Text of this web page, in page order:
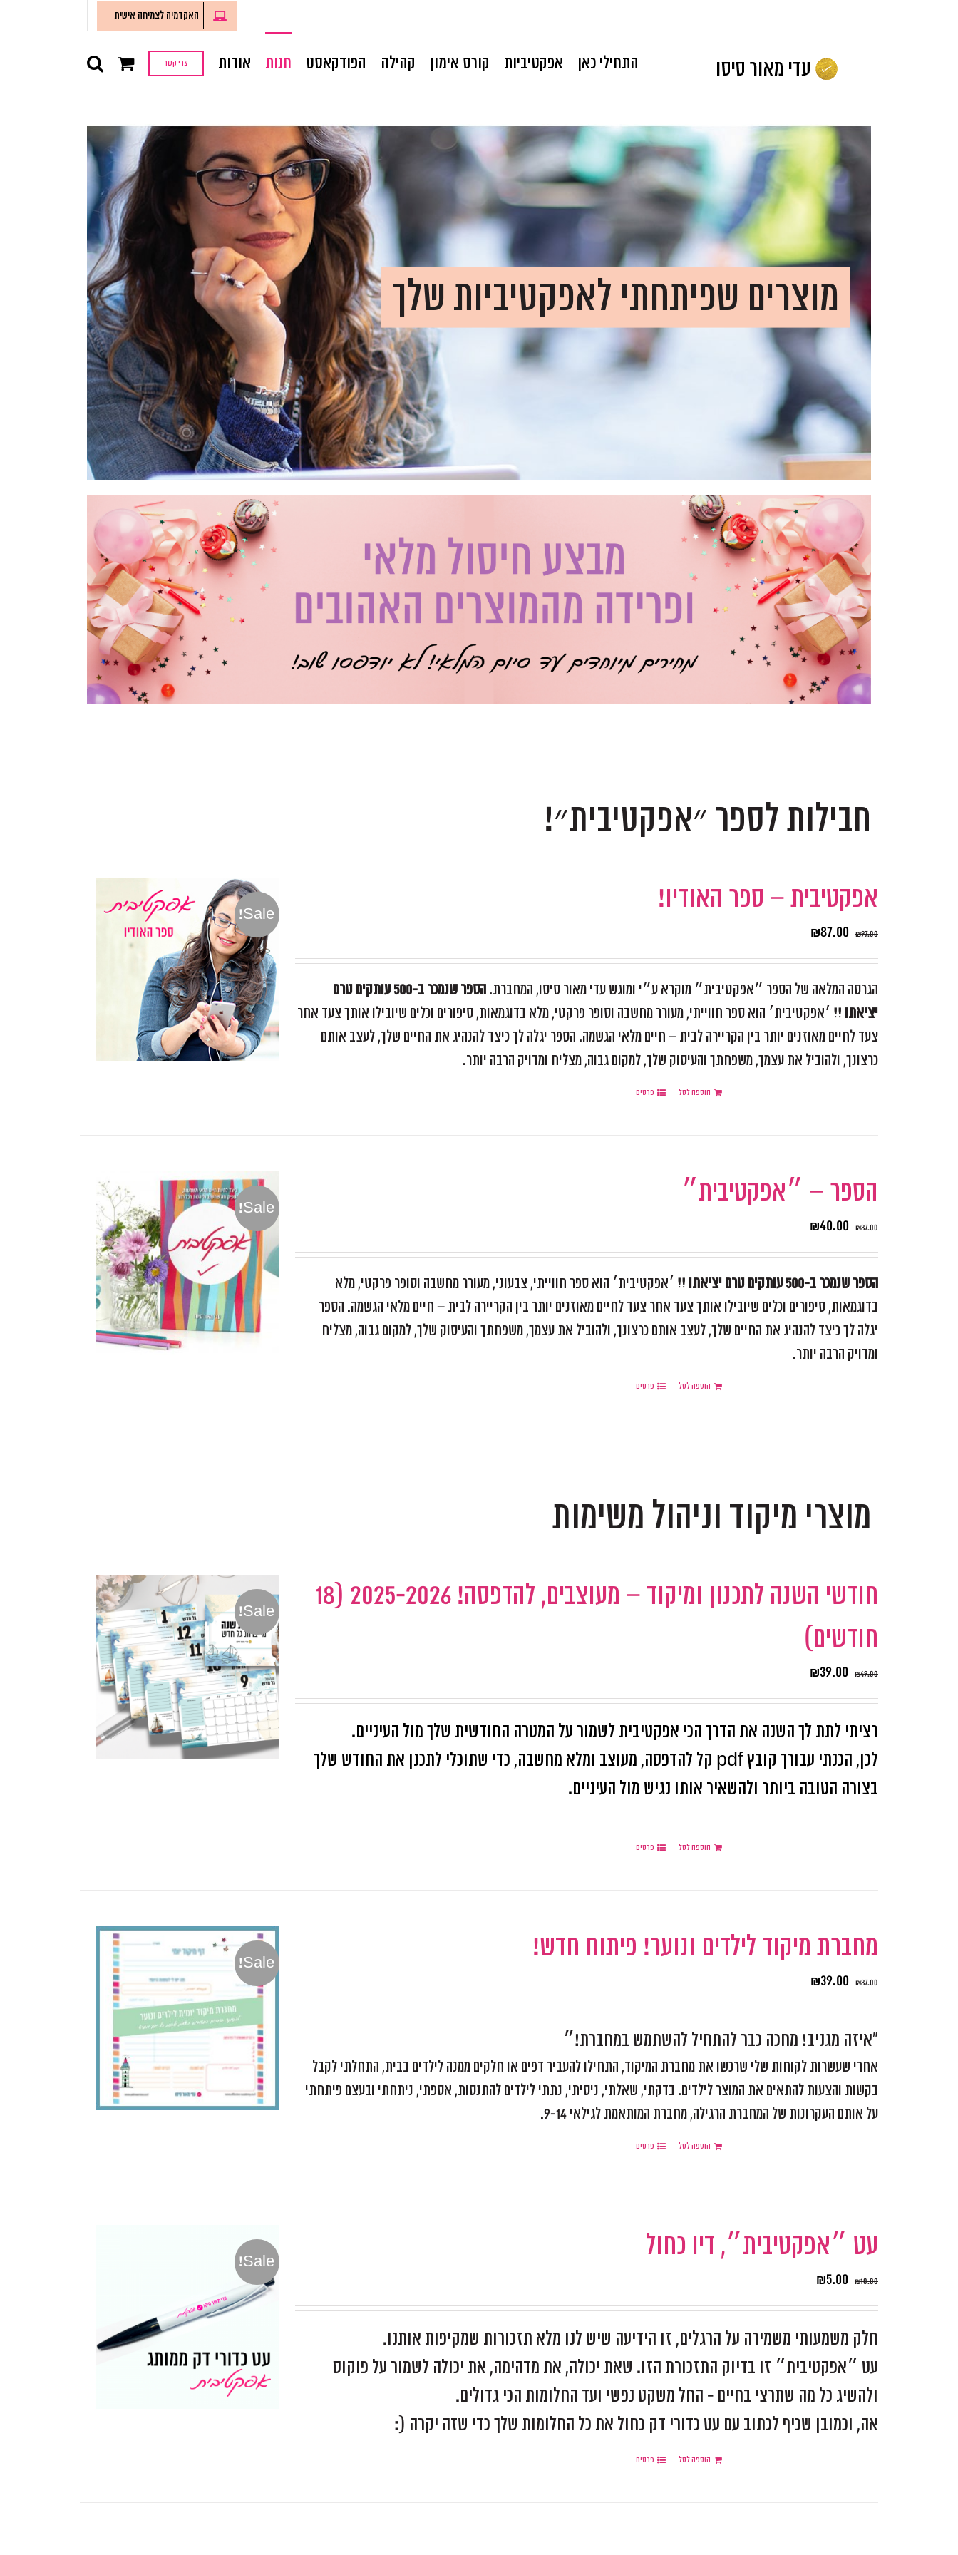
האקדמיה לצמיחה אישית
התחילי כאן אפקטיביות קורס אימון קהילה הפודקאסט חנות אודות צרי קשר
מוצרים שפיתחתי לאפקטיביות שלך
חבילות לספר ״אפקטיבית״!
Sale!
אפקטיבית – ספר האודיו!
₪97.00
₪87.00
הגרסה המלאה של הספר ״אפקטיבית״ מוקרא ע״י ומוגש עדי מאור סיסו, המחברת.
הספר שנמכר ב-500 עותקים טרם
יציאתו !! ׳אפקטיבית׳ הוא ספר חווייתי, מעורר מחשבה וסופר פרקטי, מלא בדוגמאות, סיפורים וכלים שיובילו אותך צעד אחר
צעד לחיים מאוזנים יותר בין הקריירה לבית – חיים מלאי הגשמה. הספר יגלה לך כיצד להנהיג את החיים שלך, לעצב אותם
כרצונך, ולהוביל את עצמך, משפחתך והעיסוק שלך, למקום גבוה, מצליח ומדויק הרבה יותר.
הוספה לסל פרטים
Sale!
הספר – ״אפקטיבית״
₪87.00
₪40.00
הספר שנמכר ב-500 עותקים טרם יציאתו !!
׳אפקטיבית׳ הוא ספר חווייתי, צבעוני, מעורר מחשבה וסופר פרקטי, מלא
בדוגמאות, סיפורים וכלים שיובילו אותך צעד אחר צעד לחיים מאוזנים יותר בין הקריירה לבית – חיים מלאי הגשמה. הספר
יגלה לך כיצד להנהיג את החיים שלך, לעצב אותם כרצונך, ולהוביל את עצמך, משפחתך והעיסוק שלך, למקום גבוה, מצליח
ומדויק הרבה יותר.
הוספה לסל פרטים
מוצרי מיקוד וניהול משימות
Sale!
חודשי השנה לתכנון ומיקוד – מעוצבים, להדפסה! 2025-2026 (18
חודשים)
₪49.00
₪39.00
רציתי לתת לך השנה את הדרך הכי אפקטיבית לשמור על המטרה החודשית שלך מול העיניים.
לכן, הכנתי עבורך קובץ pdf קל להדפסה, מעוצב ומלא מחשבה, כדי שתוכלי לתכנן את החודש שלך
בצורה הטובה ביותר ולהשאיר אותו נגיש מול העיניים.
הוספה לסל פרטים
Sale!
מחברת מיקוד לילדים ונוער! פיתוח חדש!
₪87.00
₪39.00
"איזה מגניב! מחכה כבר להתחיל להשתמש במחברת!״
אחרי שעשרות לקוחות שלי שרכשו את מחברת המיקוד, התחילו להעביר דפים או חלקים ממנה לילדים בבית, התחלתי לקבל
בקשות והצעות להתאים את המוצר לילדים. בדקתי, שאלתי, ניסיתי, נתתי לילדים להתנסות, אספתי, ניתחתי ובעצם פיתחתי
על אותם העקרונות של המחברת הרגילה, מחברת המותאמת לגילאי 9-14.
הוספה לסל פרטים
Sale!
עט ״אפקטיבית״, דיו כחול
₪10.00
₪5.00
חלק משמעותי משמירה על הרגלים, זו הידיעה שיש לנו מלא תזכורות שמקיפות אותנו.
עט ״אפקטיבית״ זו בדיוק התזכורת הזו. שאת יכולה, את מדהימה, את יכולה לשמור על פוקוס
ולהשיג כל מה שתרצי בחיים - החל משקט נפשי ועד החלומות הכי גדולים.
אה, וכמובן שכיף לכתוב עם עט כדורי דק כחול את כל החלומות שלך כדי שזה יקרה (:
הוספה לסל פרטים